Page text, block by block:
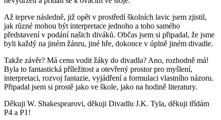
Až teprve následně, již opět v prostředí školních lavic jsem zjistil,
jak různé mohou být interpretace jednoho a toho samého
představení v podání našich diváků. Občas jsem si připadal, že jsme
byli každý na jiném žánru, jiné hře, dokonce v úplně jiném divadle.
Takže závěr? Má cenu vodit žáky do divadla? Ano, rozhodně má!
Byla to fantastická příležitost a otevřený prostor pro myšlení,
interpretaci, rozvoj fantazie, vyjádření a formulaci vlastního názoru.
Připadal jsem si prostě jako ve škole, jako na hodině literatury.
Děkuji W. Shakespearovi, děkuji Divadlu J.K. Tyla, děkuji třídám
P4 a P1!